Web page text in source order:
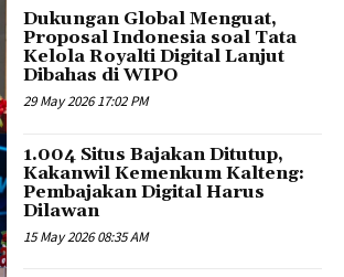
Dukungan Global Menguat,
Proposal Indonesia soal Tata
Kelola Royalti Digital Lanjut
Dibahas di WIPO
29 May 2026 17:02 PM
1.004 Situs Bajakan Ditutup,
Kakanwil Kemenkum Kalteng:
Pembajakan Digital Harus
Dilawan
15 May 2026 08:35 AM